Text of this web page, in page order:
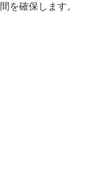
を確保します。